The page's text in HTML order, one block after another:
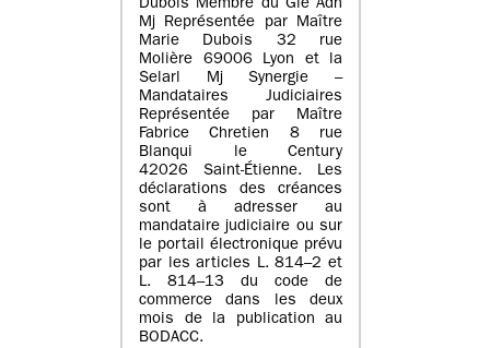
Dubois Membre du Gie Adn
Mj Représentée par Maître
Marie Dubois 32 rue
Molière 69006 Lyon et la
Selarl Mj Synergie –
Mandataires Judiciaires
Représentée par Maître
Fabrice Chretien 8 rue
Blanqui le Century
42026 Saint-Étienne. Les
déclarations des créances
sont à adresser au
mandataire judiciaire ou sur
le portail électronique prévu
par les articles L. 814–2 et
L. 814–13 du code de
commerce dans les deux
mois de la publication au
BODACC.